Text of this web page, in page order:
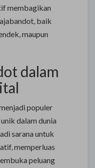
membagikan
baik
maupun
dalam
populer
dalam dunia
sarana untuk
memperluas
peluang